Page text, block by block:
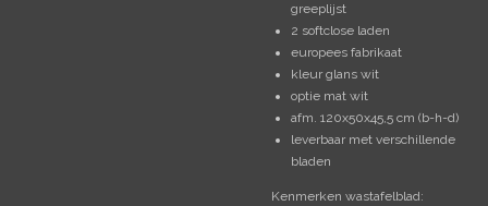
greeplijst
2 softclose laden
europees fabrikaat
kleur glans wit
optie mat wit
afm. 120x50x45,5 cm (b-h-d)
leverbaar met verschillende
bladen
Kenmerken wastafelblad: